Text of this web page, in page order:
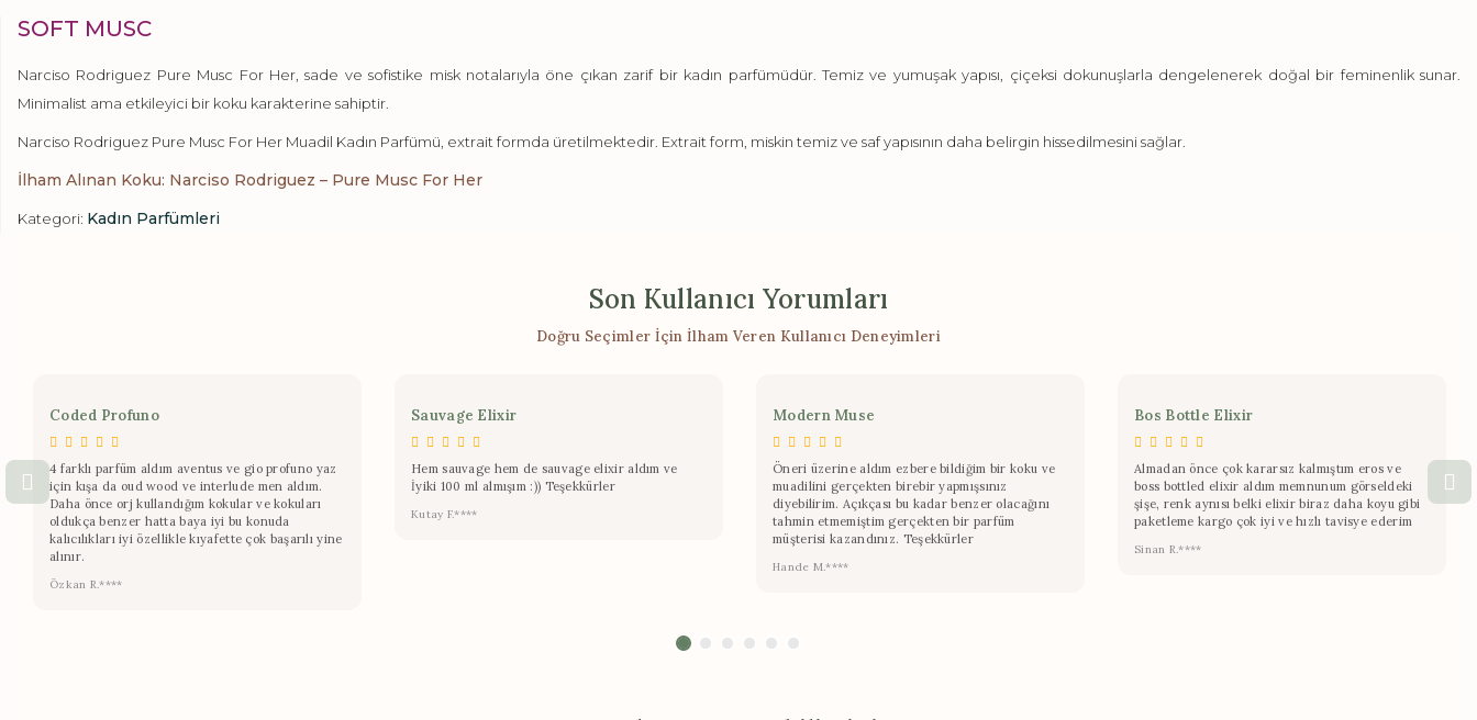
SOFT MUSC
Narciso Rodriguez Pure Musc For Her, sade ve sofistike misk notalarıyla öne çıkan zarif bir kadın parfümüdür. Temiz ve yumuşak yapısı, çiçeksi dokunuşlarla dengelenerek doğal bir feminenlik sunar.
Minimalist ama etkileyici bir koku karakterine sahiptir.
Narciso Rodriguez Pure Musc For Her Muadil Kadın Parfümü, extrait formda üretilmektedir. Extrait form, miskin temiz ve saf yapısının daha belirgin hissedilmesini sağlar.
İlham Alınan Koku: Narciso Rodriguez – Pure Musc For Her
Kategori: Kadın Parfümleri
Son Kullanıcı Yorumları
Doğru Seçimler İçin İlham Veren Kullanıcı Deneyimleri
Coded Profuno
4 farklı parfüm aldım aventus ve gio profuno yaz
için kışa da oud wood ve interlude men aldım.
Daha önce orj kullandığım kokular ve kokuları
oldukça benzer hatta baya iyi bu konuda
kalıcılıkları iyi özellikle kıyafette çok başarılı yine
alınır.
Özkan R.****
Sauvage Elixir
Hem sauvage hem de sauvage elixir aldım ve
İyiki 100 ml almışım :)) Teşekkürler
Kutay F.****
Modern Muse
Öneri üzerine aldım ezbere bildiğim bir koku ve
muadilini gerçekten birebir yapmışsınız
diyebilirim. Açıkçası bu kadar benzer olacağını
tahmin etmemiştim gerçekten bir parfüm
müşterisi kazandınız. Teşekkürler
Hande M.****
Bos Bottle Elixir
Almadan önce çok kararsız kalmıştım eros ve
boss bottled elixir aldım memnunum görseldeki
şişe, renk aynısı belki elixir biraz daha koyu gibi
paketleme kargo çok iyi ve hızlı tavisye ederim
Sinan R.****